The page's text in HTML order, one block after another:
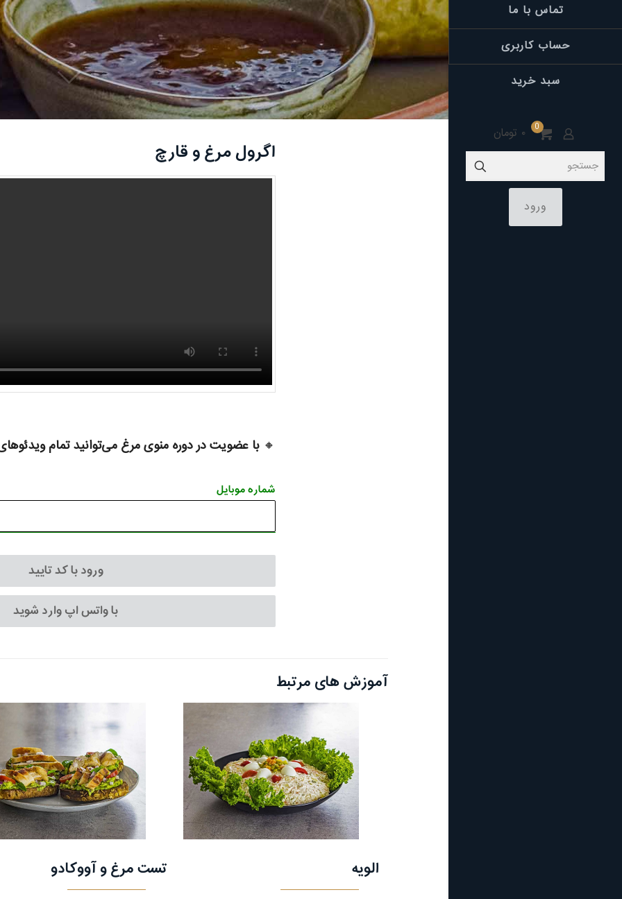
تماس با ما
حساب کاربری
سبد خرید
0 ۰ تومان
ورود
اگرول مرغ و قارچ
🔸با عضویت در دوره منوی مرغ می‌توانید تمام
شماره موبایل
ورود با کد تایید
با واتس اپ وارد شوید
آموزش های مرتبط
الویه تست مرغ و آووکادو